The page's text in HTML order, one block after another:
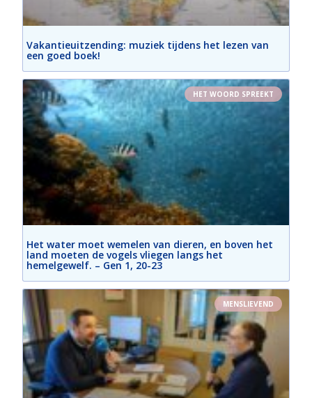
Vakantieuitzending: muziek tijdens het lezen van
een goed boek!
HET WOORD SPREEKT
Het water moet wemelen van dieren, en boven het
land moeten de vogels vliegen langs het
hemelgewelf. – Gen 1, 20-23
MENSLIEVEND